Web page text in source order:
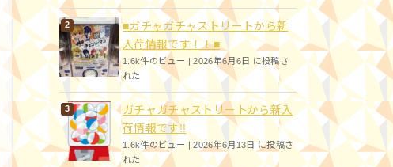
■ガチャガチャストリートから新
入荷情報です！！■
1.6k件のビュー |2026年6月6日 に投稿さ
れた
ガチャガチャストリートから新入
荷情報です!!
1.6k件のビュー|2026年6月13日 に投稿さ
れた